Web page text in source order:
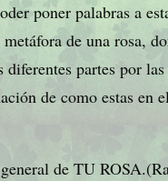
poner palabras a
de una rosa,
diferentes partes por
de como estas en
de TU ROSA.(